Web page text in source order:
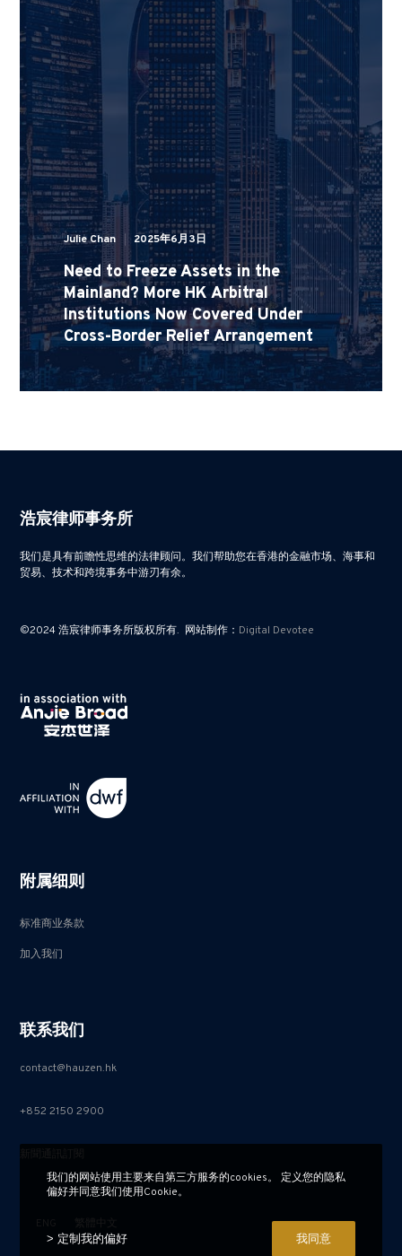
Julie Chan 2025年6月3日
Need to Freeze Assets in the
Mainland? More HK Arbitral
Institutions Now Covered Under
Cross-Border Relief Arrangement
浩宸律师事务所
我们是具有前瞻性思维的法律顾问。我们帮助您在香港的金融市场、海事和
贸易、技术和跨境事务中游刃有余。
©2024 浩宸律师事务所版权所有. 网站制作： Digital Devotee
附属细则
标准商业条款
加入我们
联系我们
contact@hauzen.hk
+852 2150 2900
我们的网站使用主要来自第三方服务的cookies。 定义您的隐私
偏好并同意我们使用Cookie。
> 定制我的偏好 我同意